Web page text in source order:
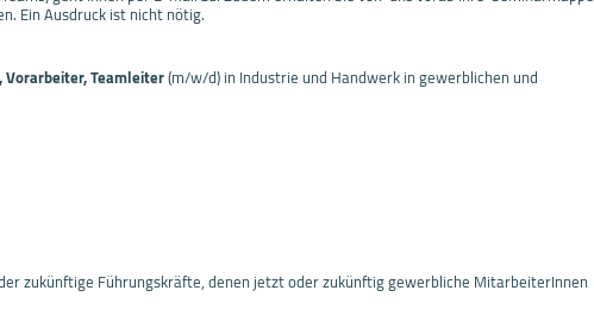
Ein Ausdruck ist nicht nötig.
Vorarbeiter, Teamleiter(m/w/d) in Industrie und Handwerk in gewerblichen und
zukünftige Führungskräfte, denen jetzt oder zukünftig gewerbliche MitarbeiterInnen